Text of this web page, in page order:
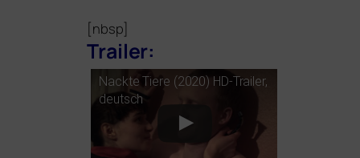
[nbsp]
Trailer:
Nackte Tiere (2020) HD-Trailer,
deutsch